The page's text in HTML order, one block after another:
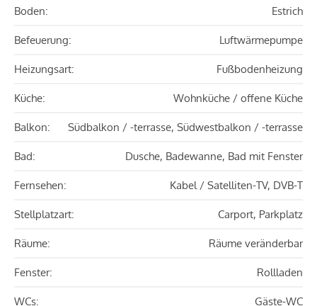
Boden: Estrich
Befeuerung: Luftwärmepumpe
Heizungsart: Fußbodenheizung
Küche: Wohnküche / offene Küche
Balkon: Südbalkon / -terrasse, Südwestbalkon / -terrasse
Bad: Dusche, Badewanne, Bad mit Fenster
Fernsehen: Kabel / Satelliten-TV, DVB-T
Stellplatzart: Carport, Parkplatz
Räume: Räume veränderbar
Fenster: Rollladen
WCs: Gäste-WC